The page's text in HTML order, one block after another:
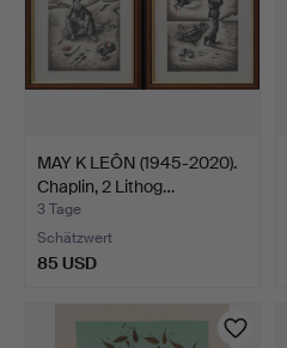
MAY K LEÔN (1945-2020).
Chaplin, 2 Lithog…
3 Tage
Schätzwert
85 USD